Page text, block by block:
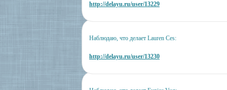
http://delayu.ru/user/13229
Наблюдаю, что делает Lauren Ces:
http://delayu.ru/user/13230